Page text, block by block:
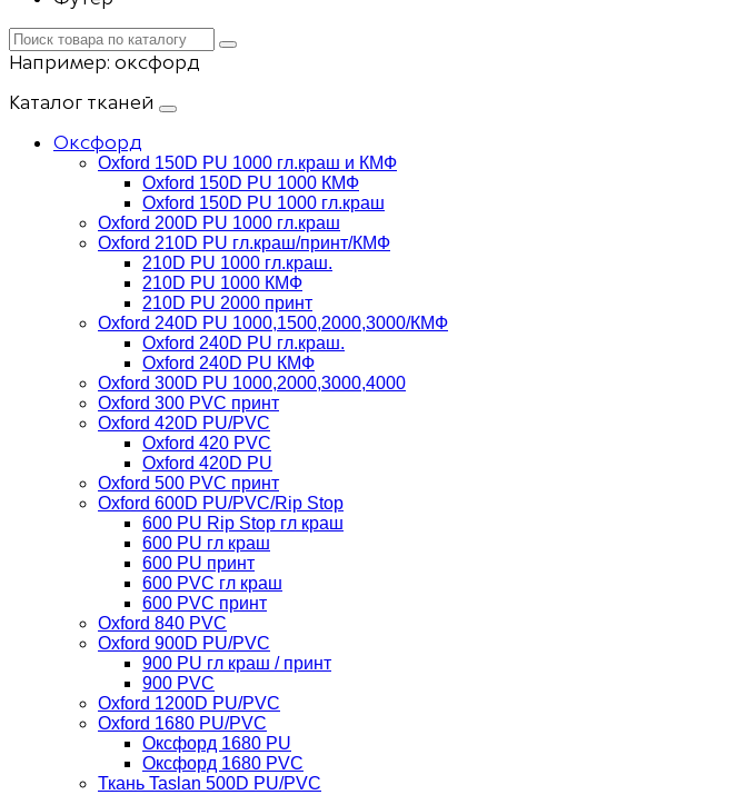
Например: оксфорд
Каталог тканей
Оксфорд
Oxford 150D PU 1000 гл.краш и КМФ
Oxford 150D PU 1000 КМФ
Oxford 150D PU 1000 гл.краш
Oxford 200D PU 1000 гл.краш
Oxford 210D PU гл.краш/принт/КМФ
210D PU 1000 гл.краш.
210D PU 1000 КМФ
210D PU 2000 принт
Oxford 240D PU 1000,1500,2000,3000/КМФ
Oxford 240D PU гл.краш.
Oxford 240D PU КМФ
Oxford 300D PU 1000,2000,3000,4000
Oxford 300 PVC принт
Oxford 420D PU/PVC
Oxford 420 PVC
Oxford 420D PU
Oxford 500 PVC принт
Oxford 600D PU/PVC/Rip Stop
600 PU Rip Stop гл краш
600 PU гл краш
600 PU принт
600 PVC гл краш
600 PVC принт
Oxford 840 PVC
Oxford 900D PU/PVC
900 PU гл краш / принт
900 PVC
Oxford 1200D PU/PVC
Oxford 1680 PU/PVC
Оксфорд 1680 PU
Оксфорд 1680 PVC
Ткань Taslan 500D PU/PVC